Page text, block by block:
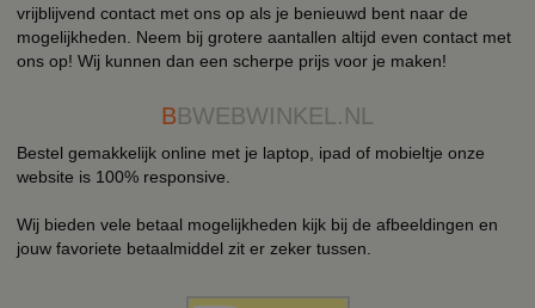
vrijblijvend contact met ons op als je benieuwd bent naar de
mogelijkheden. Neem bij grotere aantallen altijd even contact met
ons op! Wij kunnen dan een scherpe prijs voor je maken!
BBWEBWINKEL.NL
Bestel gemakkelijk online met je laptop, ipad of mobieltje onze
website is 100% responsive.
Wij bieden vele betaal mogelijkheden kijk bij de afbeeldingen en
jouw favoriete betaalmiddel zit er zeker tussen.